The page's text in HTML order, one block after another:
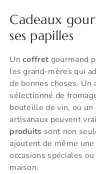
Cadeaux
ses papilles
Uncoffret gourmand
les grand-mères qui
de bonnes choses.
sélectionné de
bouteille de vin, ou un
artisanaux peuvent
produits sont non
ajoutent de même
occasions spéciales
maison.